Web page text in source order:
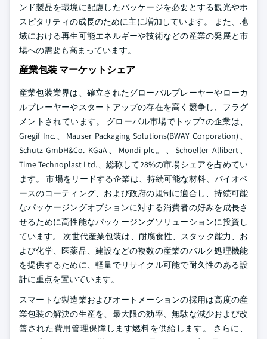
ンド製品を環境に配慮したパッケージを必要とする観光やホ
スピタリティの成長のために主に増加しています。 また、地
域における再生可能エネルギーや技術などの産業の発展と市
場への需要も高まっています。
産業包装 マーケットシェア
産業包装業界は、確立されたグローバルプレーヤーやローカ
ルプレーヤーやスタートアップの存在を高く競争し、フラグ
メントされています。 グローバル市場でトップ7の企業は、
Gregif Inc.、Mauser Packaging Solutions(BWAY Corporation)、
Schutz GmbH&Co. KGaA、Mondi plc。、Schoeller Allibert、
Time Technoplast Ltd.、総称して28%の市場シェアを占めてい
ます。 市場をリードする企業は、持続可能な材料、バイオベ
ースのコーティング、および政府の規制に適合し、持続可能
なパッケージングオプションに対する消費者の好みを成長さ
せるために高性能なパッケージングソリューションに投資し
ています。 次世代産業包装は、耐腐食性、スタック能力、お
よび化学、医薬品、建設などの複数の産業のバルク処理機能
を提供するために、軽量でリサイクル可能で耐久性のある設
計に重点を置いています。
スマートな製造業およびオートメーションの採用は高度の産
業包装の解決の生産を、最大限の効率、無駄な減少および改
善された費用管理保障します燃料を供給します。 さらに、